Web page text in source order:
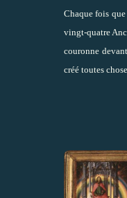
Chaque fois
vingt-quatre
couronne
créé toutes